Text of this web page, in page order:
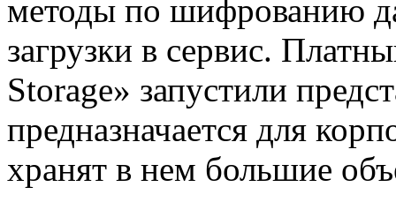
методы по шифрованию
загрузки в сервис.
Storage» запустили
предназначается для
хранят в нем большие